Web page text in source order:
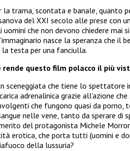
la trama, scontata e banale, quanto
del XXI secolo alle prese con
uomini che non devono chiedere mai
nasce la speranza che il
la testa per una fanciulla.
rende questo film polacco il più
sceneggiata che tiene lo
adrenalinica grazie all’azione
che fungono quasi da porno,
nelle vene, tanto da sperare di
del protagonista Michele
erotica, che porta tutti (uomini e
della lussuria?